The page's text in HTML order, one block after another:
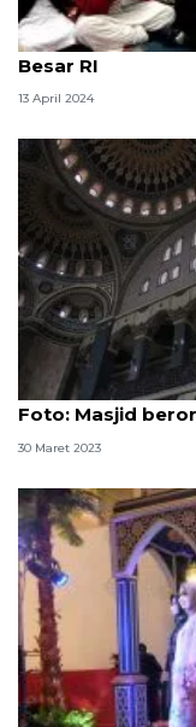
500 WNI di Turki
Besar RI
13 April 2024
Foto
Foto: Masjid
30 Maret 2023